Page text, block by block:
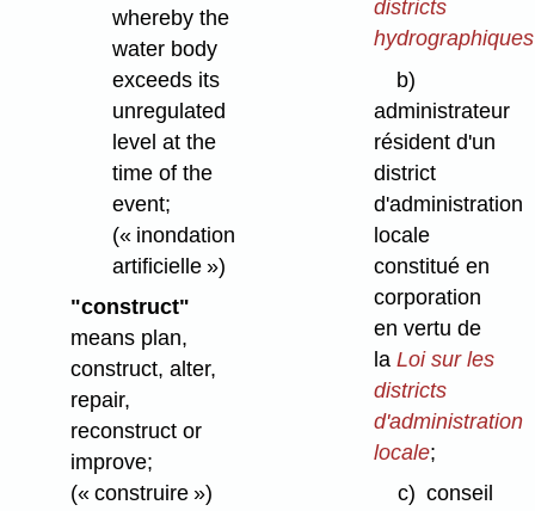
whereby the
water body
exceeds its
unregulated
level at the
time of the
event;
(« inondation
artificielle »)
"construct"
means plan,
construct, alter,
repair,
reconstruct or
improve;
(« construire »)
districts
hydrographiques
b)
administrateur
résident d'un
district
d'administration
locale
constitué en
corporation
en vertu de
la Loi sur les
districts
d'administration
locale;
c) conseil